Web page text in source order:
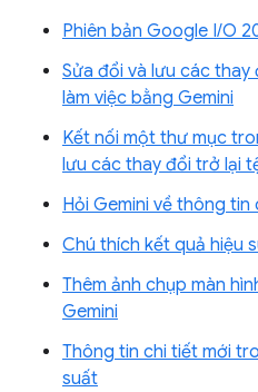
Phiên bản Google I/O
Sửa đổi và lưu các thay
làm việc bằng Gemini
Kết nối một thư mục
lưu các thay đổi trở lại
Hỏi Gemini về thông
Chú thích kết quả hiệu
Thêm ảnh chụp màn
Gemini
Thông tin chi tiết mới
suất